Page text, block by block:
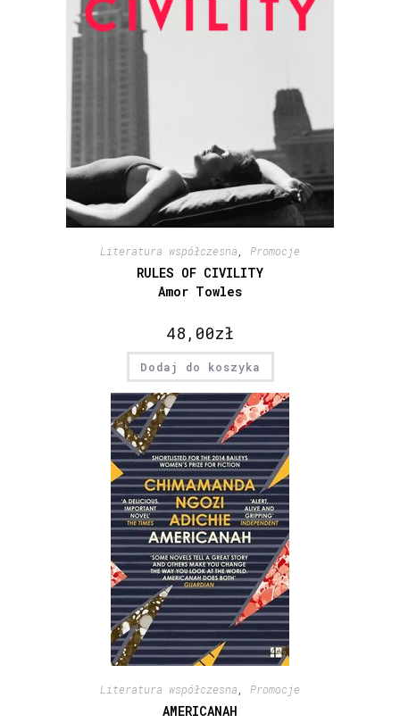
Literatura współczesna Promocje
RULES OF CIVILITY
Amor Towles
48,00zł
Dodaj do koszyka
Literatura współczesna Promocje
AMERICANAH